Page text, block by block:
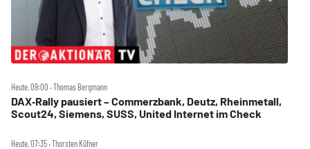
Heute, 09:00 ‧ Thomas Bergmann
DAX‑Rally pausiert – Commerzbank, Deutz, Rheinmetall,
Scout24, Siemens, SUSS, United Internet im Check
Heute, 07:35 ‧ Thorsten Küfner